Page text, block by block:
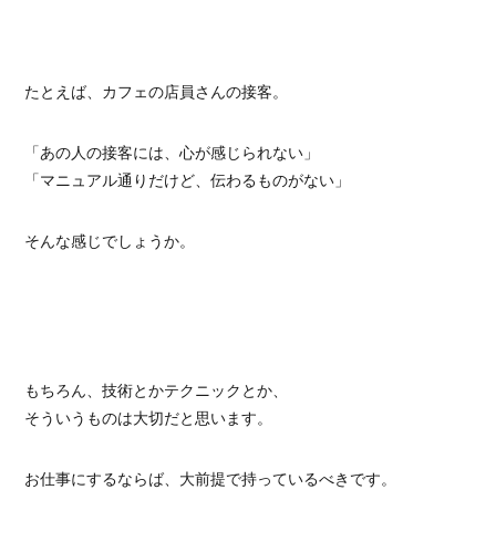
たとえば、カフェの店員さんの接客。
「あの人の接客には、心が感じられない」
「マニュアル通りだけど、伝わるものがない」
そんな感じでしょうか。
もちろん、技術とかテクニックとか、
そういうものは大切だと思います。
お仕事にするならば、大前提で持っているべきです。